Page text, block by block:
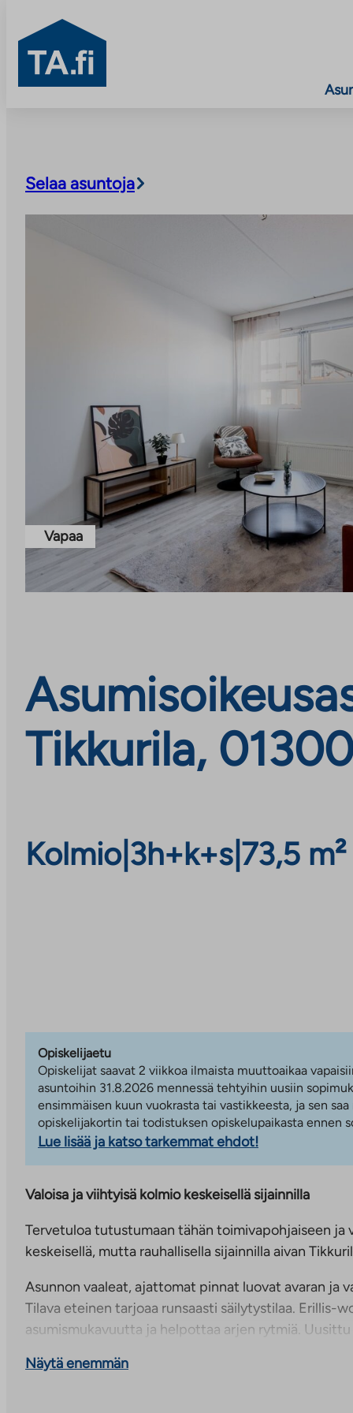
TA.fi
Selaa asuntoja
Vapaa
Tikkurila,
Kolmio| 3h+k+s 73,5 m²
Opiskelijaetu
Opiskelijat saavat 2 viikkoa ilmaista muuttoaikaa
asuntoihin 31.8.2026 mennessä tehtyihin uusiin
ensimmäisen kuun vuokrasta tai vastikkeesta, ja sen
opiskelijakortin tai todistuksen opiskelupaikasta ennen
Lue lisää ja katso tarkemmat ehdot!
Valoisa ja viihtyisä kolmio keskeisellä sijainnilla
Tervetuloa tutustumaan tähän toimivapohjaiseen ja
keskeisellä, mutta rauhallisella sijainnilla aivan
Asunnon vaaleat, ajattomat pinnat luovat avaran ja
Tilava eteinen tarjoaa runsaasti säilytystilaa. Erillis-
asumismukavuutta ja helpottaa arjen rytmiä.
viihtyisää tunnelmaa.
Näytä enemmän